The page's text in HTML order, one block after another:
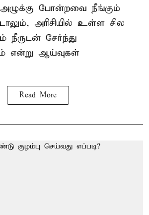
போன்றவை நீங்கும்
அரிசியில் உள்ள சில
நீருடன் சேர்ந்து
என்று ஆய்வுகள்
Read More